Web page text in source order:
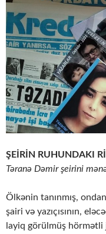
ŞEİRİN RUHUNDAKI
Təranə Dəmir şeirini
Ölkənin tanınmış,
şairi və yazıçısının,
layiq görülmüş